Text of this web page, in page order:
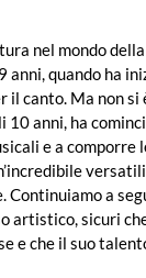
nel mondo
anni, quando ha
il canto. Ma non
10 anni, ha
e a comporre
Continuiamo a
artistico, sicuri
e che il suo